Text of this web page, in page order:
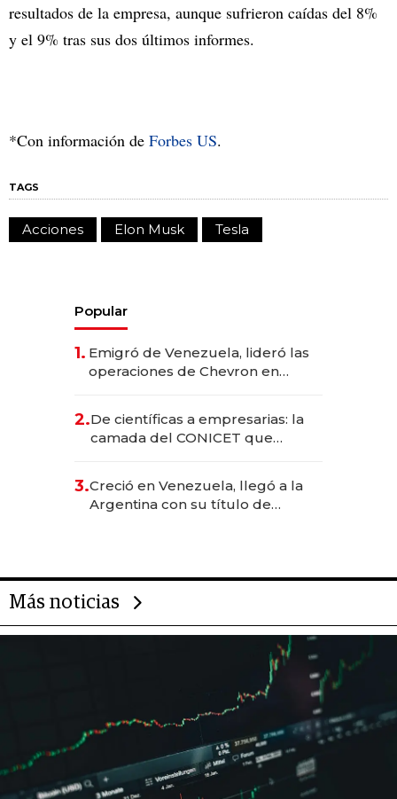
resultados de la empresa, aunque sufrieron caídas del 8%
y el 9% tras sus dos últimos informes.
*Con información de Forbes US.
TAGS
Acciones Elon Musk Tesla
Popular
1. Emigró de Venezuela, lideró las
operaciones de Chevron en
2.De científicas a empresarias: la
camada del CONICET que
3.Creció en Venezuela, llegó a la
Argentina con su título de
Más noticias